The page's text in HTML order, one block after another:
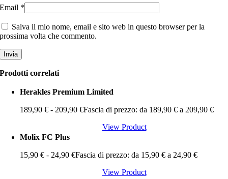
Email *
Salva il mio nome, email e sito web in questo browser per la
prossima volta che commento.
Prodotti correlati
Herakles Premium Limited
189,90€ - 209,90€Fascia di prezzo: da 189,90 € a 209,90 €
View Product
Molix FC Plus
15,90€ - 24,90€Fascia di prezzo: da 15,90 € a 24,90 €
View Product